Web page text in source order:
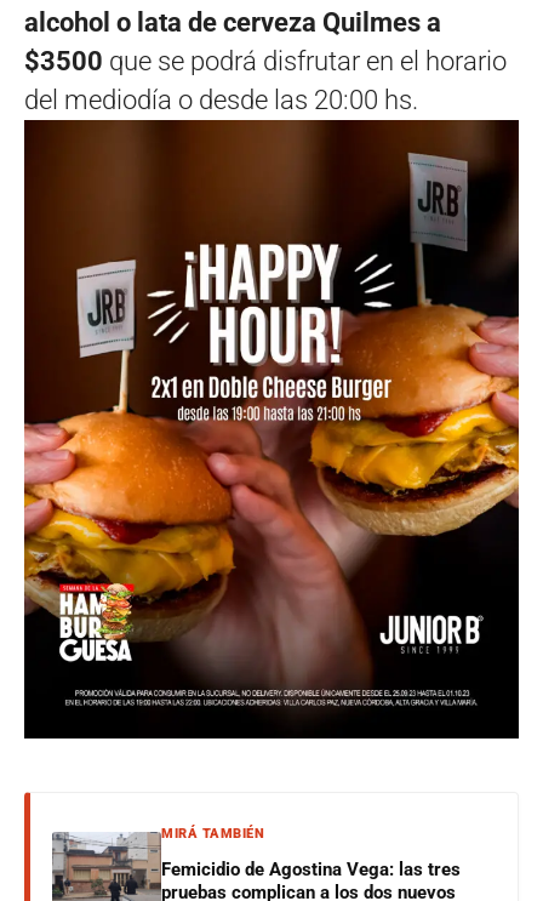
alcohol o lata de cerveza Quilmes a
$3500 que se podrá disfrutar en el horario
del mediodía o desde las 20:00 hs.
MIRÁ TAMBIÉN
Femicidio de Agostina Vega: las tres
pruebas complican a los dos nuevos